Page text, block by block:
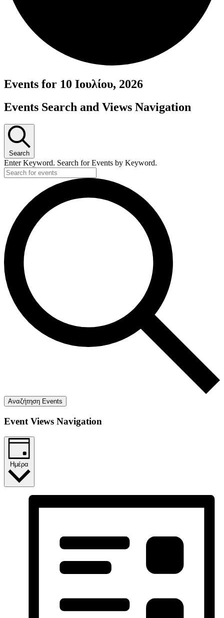
Events for 10 Ιουλίου, 2026
Events Search and Views Navigation
Search
Enter Keyword. Search for Events by Keyword.
Αναζήτηση Events
Event Views Navigation
Ημέρα